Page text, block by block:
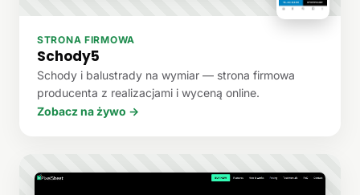
STRONA FIRMOWA
Schody5
Schody i balustrady na wymiar — strona firmowa
producenta z realizacjami i wyceną online.
Zobacz na żywo →